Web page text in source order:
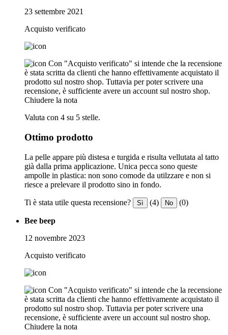
23 settembre 2021
Acquisto verificato
Con "Acquisto verificato" si intende che la recensione
è stata scritta da clienti che hanno effettivamente acquistato il
prodotto sul nostro shop. Tuttavia per poter scrivere una
recensione, è sufficiente avere un account sul nostro shop.
Chiudere la nota
Valuta con 4 su 5 stelle.
Ottimo prodotto
La pelle appare più distesa e turgida e risulta vellutata al tatto
già dalla prima applicazione. Unica pecca sono queste
ampolle in plastica: non sono comode da utilzzare e non si
riesce a prelevare il prodotto sino in fondo.
Ti è stata utile questa recensione? Sì (4) No (0)
Bee beep
12 novembre 2023
Acquisto verificato
Con "Acquisto verificato" si intende che la recensione
è stata scritta da clienti che hanno effettivamente acquistato il
prodotto sul nostro shop. Tuttavia per poter scrivere una
recensione, è sufficiente avere un account sul nostro shop.
Chiudere la nota